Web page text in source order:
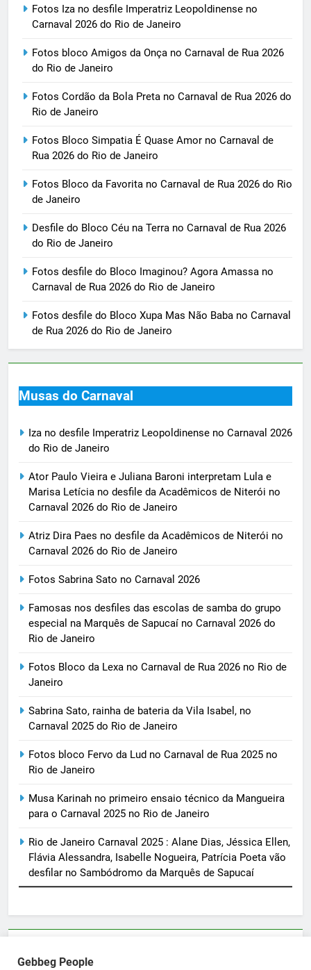
Fotos Iza no desfile Imperatriz Leopoldinense no
Carnaval 2026 do Rio de Janeiro
Fotos bloco Amigos da Onça no Carnaval de Rua 2026
do Rio de Janeiro
Fotos Cordão da Bola Preta no Carnaval de Rua 2026 do
Rio de Janeiro
Fotos Bloco Simpatia É Quase Amor no Carnaval de
Rua 2026 do Rio de Janeiro
Fotos Bloco da Favorita no Carnaval de Rua 2026 do Rio
de Janeiro
Desfile do Bloco Céu na Terra no Carnaval de Rua 2026
do Rio de Janeiro
Fotos desfile do Bloco Imaginou? Agora Amassa no
Carnaval de Rua 2026 do Rio de Janeiro
Fotos desfile do Bloco Xupa Mas Não Baba no Carnaval
de Rua 2026 do Rio de Janeiro
Musas do Carnaval
Iza no desfile Imperatriz Leopoldinense no Carnaval 2026
do Rio de Janeiro
Ator Paulo Vieira e Juliana Baroni interpretam Lula e
Marisa Letícia no desfile da Acadêmicos de Niterói no
Carnaval 2026 do Rio de Janeiro
Atriz Dira Paes no desfile da Acadêmicos de Niterói no
Carnaval 2026 do Rio de Janeiro
Fotos Sabrina Sato no Carnaval 2026
Famosas nos desfiles das escolas de samba do grupo
especial na Marquês de Sapucaí no Carnaval 2026 do
Rio de Janeiro
Fotos Bloco da Lexa no Carnaval de Rua 2026 no Rio de
Janeiro
Sabrina Sato, rainha de bateria da Vila Isabel, no
Carnaval 2025 do Rio de Janeiro
Fotos bloco Fervo da Lud no Carnaval de Rua 2025 no
Rio de Janeiro
Musa Karinah no primeiro ensaio técnico da Mangueira
para o Carnaval 2025 no Rio de Janeiro
Rio de Janeiro Carnaval 2025 : Alane Dias, Jéssica Ellen,
Flávia Alessandra, Isabelle Nogueira, Patrícia Poeta vão
desfilar no Sambódromo da Marquês de Sapucaí
sortimentos@yahoo.com.br
Gebbeg People